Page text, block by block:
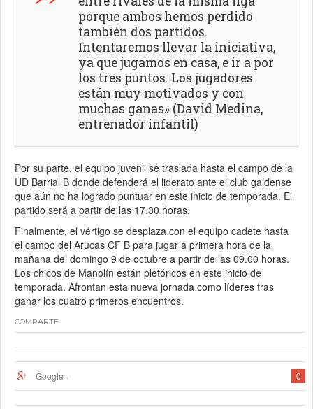
porque ambos hemos perdido
también dos partidos.
Intentaremos llevar la iniciativa,
ya que jugamos en casa, e ir a por
los tres puntos. Los jugadores
están muy motivados y con
muchas ganas» (David Medina,
entrenador infantil)
Por su parte, el equipo juvenil se traslada hasta el campo de la
UD Barrial B donde defenderá el liderato ante el club galdense
que aún no ha logrado puntuar en este inicio de temporada. El
partido será a partir de las 17.30 horas.
Finalmente, el vértigo se desplaza con el equipo cadete hasta
el campo del Arucas CF B para jugar a primera hora de la
mañana del domingo 9 de octubre a partir de las 09.00 horas.
Los chicos de Manolín están pletóricos en este inicio de
temporada. Afrontan esta nueva jornada como líderes tras
ganar los cuatro primeros encuentros.
COMPARTE
0
Google+